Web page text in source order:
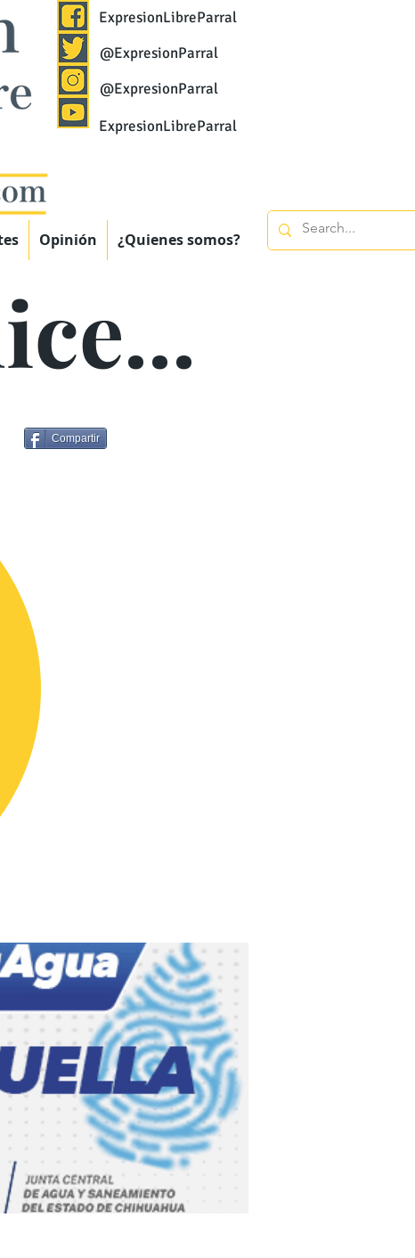
ExpresionLibreParral
@ExpresionParral
@ExpresionParral
ExpresionLibreParral
Opinión ¿Quienes somos?
Compartir